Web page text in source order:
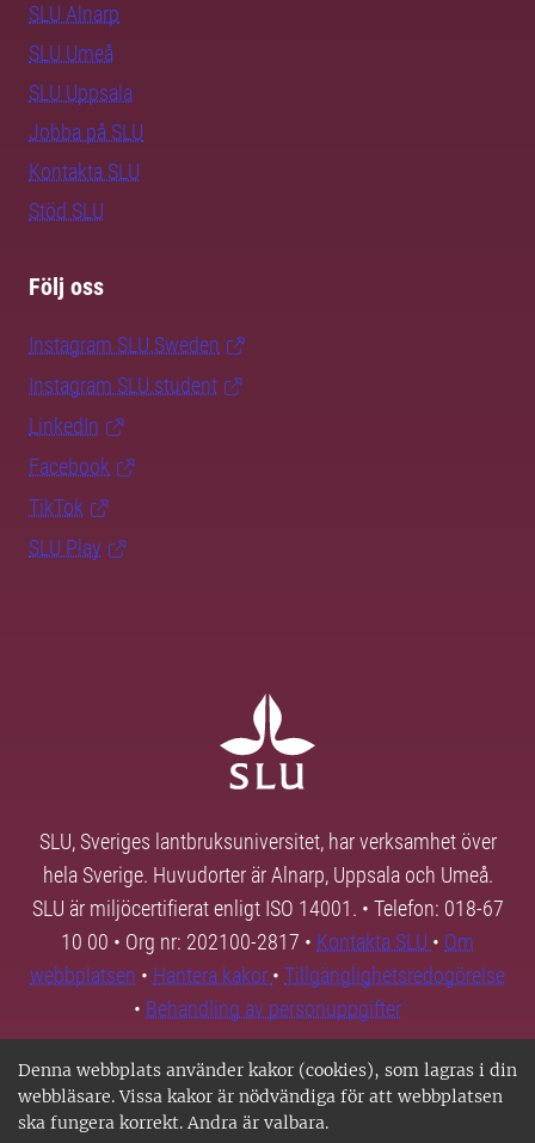
Denna webbplats använder kakor (cookies), som lagras i din
webbläsare. Vissa kakor är nödvändiga för att webbplatsen
ska fungera korrekt. Andra är valbara.
SLU Alnarp
SLU Umeå
SLU Uppsala
Jobba på SLU
Kontakta SLU
Stöd SLU
Följ oss
Instagram SLU.Sweden
Instagram SLU.student
LinkedIn
Facebook
TikTok
SLU Play
SLU, Sveriges lantbruksuniversitet, har verksamhet över
hela Sverige. Huvudorter är Alnarp, Uppsala och Umeå.
SLU är miljöcertifierat enligt ISO 14001. • Telefon: 018-67
10 00 • Org nr: 202100-2817 • Kontakta SLU • Om
webbplatsen • Hantera kakor • Tillgänglighetsredogörelse
• Behandling av personuppgifter